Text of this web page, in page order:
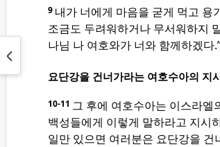
9 내가 너에게 마음을 굳게 먹고 용
조금도 두려워하거나 무서워하지
나님 나 여호와가 너와 함께하겠다
요단강을 건너가라는 여호수아의 지
10-11 그 후에 여호수아는 이스라엘
백성들에게 이렇게 말하라고 지시
일만 있으면 여러분은 요단강을